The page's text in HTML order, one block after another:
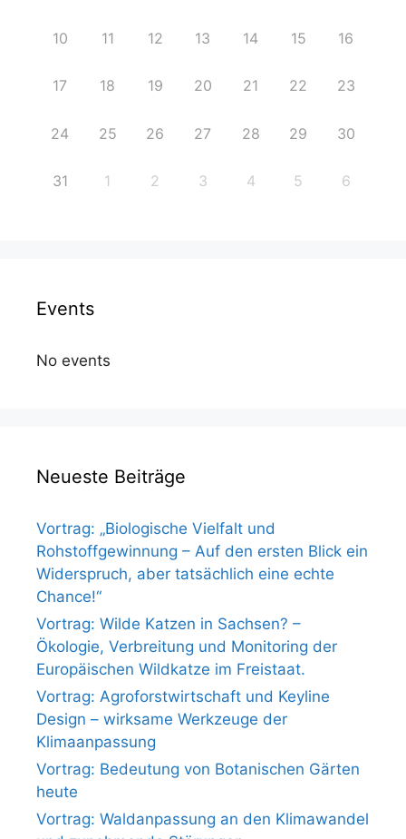
10 11 12 13 14 15 16
17 18 19 20 21 22 23
24 25 26 27 28 29 30
31 1 2 3 4 5 6
Events
No events
Neueste Beiträge
Vortrag: „Biologische Vielfalt und
Rohstoffgewinnung – Auf den ersten Blick ein
Widerspruch, aber tatsächlich eine echte
Chance!“
Vortrag: Wilde Katzen in Sachsen? –
Ökologie, Verbreitung und Monitoring der
Europäischen Wildkatze im Freistaat.
Vortrag: Agroforstwirtschaft und Keyline
Design – wirksame Werkzeuge der
Klimaanpassung
Vortrag: Bedeutung von Botanischen Gärten
heute
Vortrag: Waldanpassung an den Klimawandel